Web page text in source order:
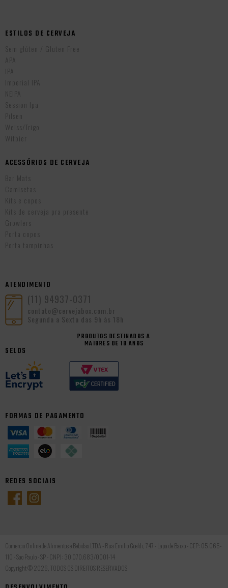
ESTILOS DE CERVEJA
Sem glúten / Gluten Free
APA
IPA
Imperial IPA
NEIPA
Session Ipa
Pilsen
Weiss/Trigo
Witbier
ACESSÓRIOS DE CERVEJA
Bar Mats
Camisetas
Kits e copos
Kits de cerveja pra presente
Growlers
Porta copos
Porta tampinhas
ATENDIMENTO
(11) 94937-0371
contato@cervejabox.com.br
Segunda a Sexta das 9h às 18h
PRODUTOS DESTINADOS A
MAIORES DE 18 ANOS
SELOS
FORMAS DE PAGAMENTO
REDES SOCIAIS
Comercio Online de Alimentos e Bebidas LTDA - Rua Emilio Goeldi, 747 - Lapa de Baixo - CEP: 05.065-
110 - Sao Paulo - SP - CNPJ: 30.070.683/0001-14
Copyright © 2026, TODOS OS DIREITOS RESERVADOS.